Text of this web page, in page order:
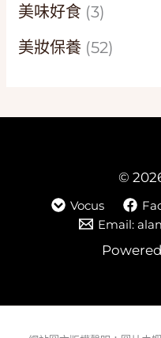
美味好食 (3)
美妝保養 (52)
©
Vocus
Email: